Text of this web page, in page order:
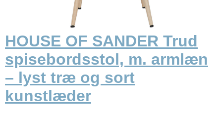
HOUSE OF SANDER Trud
spisebordsstol, m. armlæn
– lyst træ og sort
kunstlæder